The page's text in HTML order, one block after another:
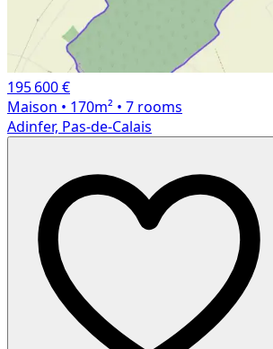
195 600 €
Maison • 170m² • 7 rooms
Adinfer, Pas-de-Calais